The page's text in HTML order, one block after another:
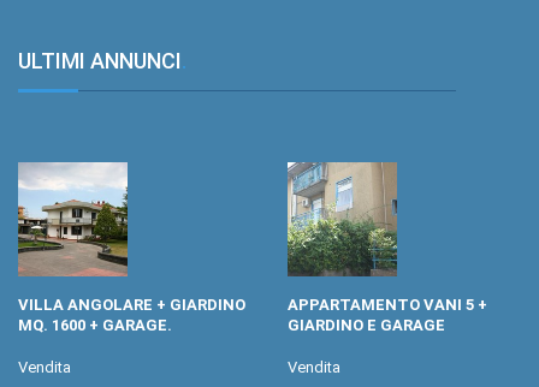
ULTIMI ANNUNCI.
VILLA ANGOLARE + GIARDINO
MQ. 1600 + GARAGE.
Vendita
APPARTAMENTO VANI 5 +
GIARDINO E GARAGE
Vendita